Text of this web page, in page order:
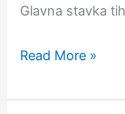
Glavna stavka
Tržište
u
Read More »